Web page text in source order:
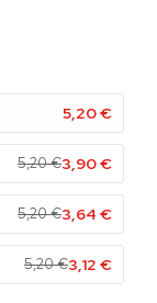
5,20€
5,20€3,90€
5,20€3,64 €
5,20€3,12 €